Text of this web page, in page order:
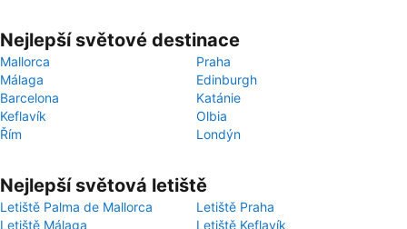
Nejlepší světové destinace
Mallorca
Praha
Málaga
Edinburgh
Barcelona
Katánie
Keflavík
Olbia
Řím
Londýn
Nejlepší světová letiště
Letiště Palma de Mallorca
Letiště Praha
Letiště Málaga
Letiště Keflavík